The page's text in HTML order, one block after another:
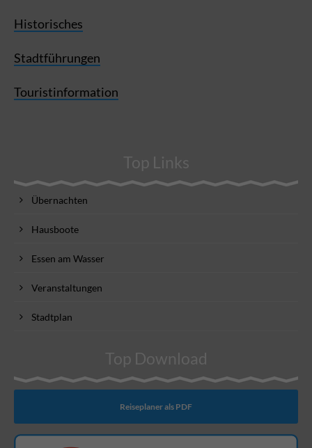
Historisches
Stadtführungen
Touristinformation
Top Links
Übernachten
Hausboote
Essen am Wasser
Veranstaltungen
Stadtplan
Top Download
Reiseplaner als PDF